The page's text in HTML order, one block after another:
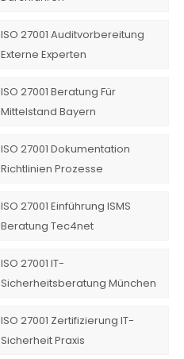
ISO 27001 Auditvorbereitung
Externe Experten
ISO 27001 Beratung Für
Mittelstand Bayern
ISO 27001 Dokumentation
Richtlinien Prozesse
ISO 27001 Einführung ISMS
Beratung Tec4net
ISO 27001 IT-
Sicherheitsberatung München
ISO 27001 Zertifizierung IT-
Sicherheit Praxis